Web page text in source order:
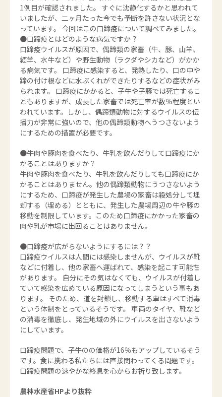
1例目が確認されました。 すぐに沈静化するかと思われて
いましたが、二ヶ月たった今でも予断を許さない状況とな
っています。 今回はこの口蹄疫について調べてみました。
●口蹄疫とはどのような病気ですか？
口蹄疫ウイルスが原因で、偶蹄類の家畜（牛、豚、山羊、
緬羊、水牛など）や野生動物（ラクダやシカなど）がかか
る病気です。 口蹄疫に感染すると、発熱したり、口の中や
蹄の付け根などに水ぶくれができたりするなどの症状がみ
られます。 口蹄疫にかかると、子牛や子豚では死亡するこ
ともありますが、成長した家畜では死亡率が数％程度とい
われています。しかし、偶蹄類動物に対するウイルスの伝
播力が非常に強いので、他の偶蹄類動物へうつさないよう
にするための措置が必要です。
●牛肉や豚肉を食べたり、牛乳を飲んだりして口蹄疫にか
かることはありますか？
牛肉や豚肉を食べたり、牛乳を飲んだりしても口蹄疫にか
かることはありません。他の偶蹄類動物にうつさないよう
にするため、口蹄疫が発生した農場の家畜は殺処分して埋
却する（埋める）とともに、発生した農場周辺の牛や豚の
移動を制限しています。このため口蹄疫にかかった家畜の
肉や乳が市場に出回ることはありません。
●口蹄疫が広がらないようにするには？？
口蹄疫ウイルスは人間には感染しませんが、ウイルスが靴
などに付着し、他の家畜へ運ばれて、感染を起こす可能性
があります。 自分にその気はなくても、ウイルスが付着し
ていて感染を広めている原因になってしまうという事もあ
ります。 そのため、道を封鎖し、移動する車はすべて消毒
という体制をとっているそうです。 車両のタイヤ、靴など
の消毒を徹底し、発生地域の外にウイルスを出さないよう
にしています。
口蹄疫問題で、子牛のの価格が16％もアップしているそう
です。食に携わる私たちには直接関わってくる問題です。
口蹄疫問題の速やかな終息を心からお祈り致します。
農林水産省HPより抜粋